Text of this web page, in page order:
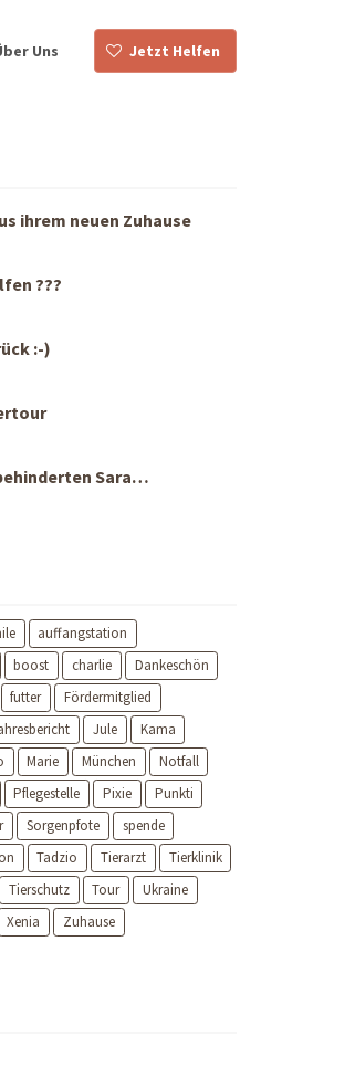
Uns Jetzt Helfen
ihrem neuen Zuhause
???
:-)
Sara…
auffangstation
boost charlie
Dankeschön
futter
Fördermitglied
Jule
Kama
Marie München
Notfall
Pflegestelle Pixie
Punkti
Sorgenpfote
spende
Tadzio Tierarzt
Tierklinik
Tierschutz Tour
Ukraine
Xenia Zuhause